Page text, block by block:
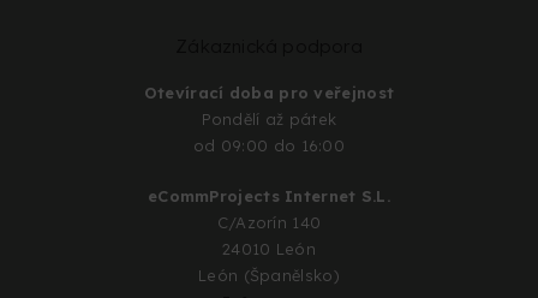
Otevírací doba pro veřejnost
Pondělí až pátek
od 09:00 do 16:00
eCommProjects Internet S.L.
C/Azorín 140
24010 León
León (Španělsko)